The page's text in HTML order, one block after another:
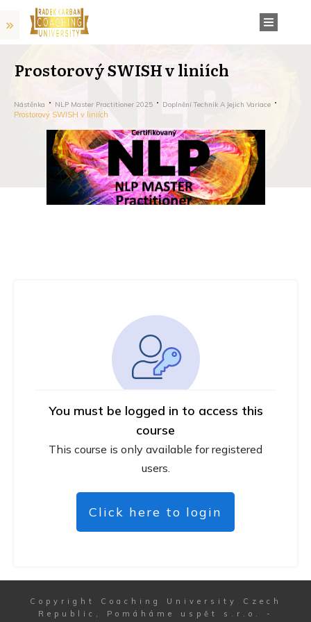
Prostorový SWISH v liniích
Nástěnka NLP Master Practitioner 2025 Doplnění Technik A Jejich Variace
Prostorový SWISH v liniích
You must be logged in to access this
course
This course is only available for registered
users.
Click here to login
Copyright
Coaching University Czech
Republic, Pomáháme uspět s.r.o.
-